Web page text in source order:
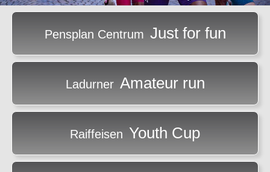
Pensplan Centrum Just for fun
Ladurner Amateur run
Raiffeisen Youth Cup